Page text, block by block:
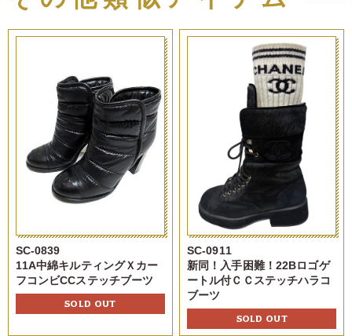
SC-0839
11A中綿キルティングＸカー
フコンビCCステッチブーツ
SOLD OUT
SC-0911
新同！入手困難！22Bロゴゲ
ートル付ＣＣステッチハラコ
ブーツ
SOLD OUT